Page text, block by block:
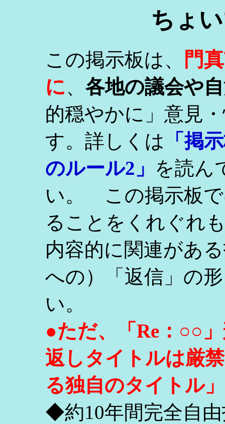
ちょ
この掲示板は、
門
に、 各地の議会や
的穏やかに」意見
す。詳しくは
「掲
のルール2」 を読ん
い。 この掲示板で
ることをくれぐれ
内容的に関連があ
への）「返信」の
い。
●ただ、「Re：○○
返しタイトルは厳
る独自のタイトル
◆約10年間完全自